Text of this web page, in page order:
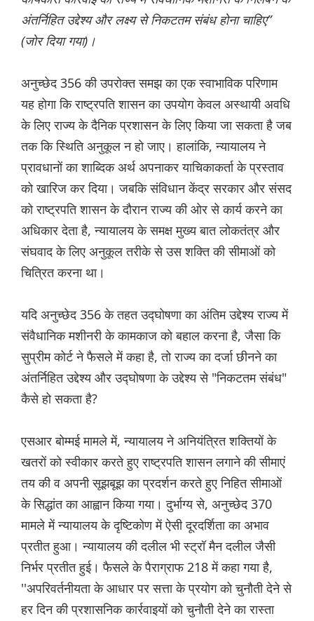
अंतर्निहित उद्देश्य और लक्ष्य से निकटतम संबंध होना चाहिए”
(जोर दिया गया)।
अनुच्छेद 356 की उपरोक्त समझ का एक स्वाभाविक परिणाम
यह होगा कि राष्ट्रपति शासन का उपयोग केवल अस्थायी अवधि
के लिए राज्य के दैनिक प्रशासन के लिए किया जा सकता है जब
तक कि स्थिति अनुकूल न हो जाए। हालांकि, न्यायालय ने
प्रावधानों का शाब्दिक अर्थ अपनाकर याचिकाकर्ता के प्रस्ताव
को खारिज कर दिया। जबकि संविधान केंद्र सरकार और संसद
को राष्ट्रपति शासन के दौरान राज्य की ओर से कार्य करने का
अधिकार देता है, न्यायालय के समक्ष मुख्य बात लोकतंत्र और
संघवाद के लिए अनुकूल तरीके से उस शक्ति की सीमाओं को
चित्रित करना था।
यदि अनुच्छेद 356 के तहत उद्घोषणा का अंतिम उद्देश्य राज्य में
संवैधानिक मशीनरी के कामकाज को बहाल करना है, जैसा कि
सुप्रीम कोर्ट ने फैसले में कहा है, तो राज्य का दर्जा छीनने का
अंतर्निहित उद्देश्य और उद्घोषणा के उद्देश्य से "निकटतम संबंध"
कैसे हो सकता है?
एसआर बोम्मई मामले में, न्यायालय ने अनियंत्रित शक्तियों के
खतरों को स्वीकार करते हुए राष्ट्रपति शासन लगाने की सीमाएं
तय की व अपनी सूझबूझ का प्रदर्शन करते हुए निहित सीमाओं
के सिद्धांत का आह्वान किया गया। दुर्भाग्य से, अनुच्छेद 370
मामले में न्यायालय के दृष्टिकोण में ऐसी दूरदर्शिता का अभाव
प्रतीत हुआ। न्यायालय की दलील भी स्ट्रॉ मैन दलील जैसी
निर्भर प्रतीत हुई। फैसले के पैराग्राफ 218 में कहा गया है,
''अपरिवर्तनीयता के आधार पर सत्ता के प्रयोग को चुनौती देने से
हर दिन की प्रशासनिक कार्रवाइयों को चुनौती देने का रास्ता